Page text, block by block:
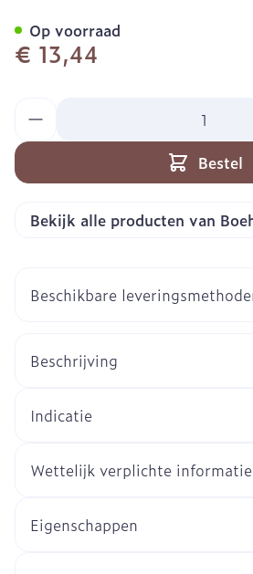
€ 13,44
Bestel
Op voorraad
Bekijk alle producten van
Beschikbare
Beschrijving
Indicatie
Wettelijk verplichte informatie
Eigenschappen